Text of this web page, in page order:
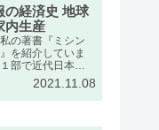
の経済史 地球
内生産
の著書『ミシン
を紹介していま
部で近代日本に
入動向をふま
産業の展開を述
版社のページの
2021.11.08